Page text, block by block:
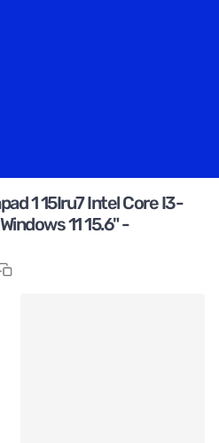
1 15Iru7 Intel Core I3-
11 15.6" -